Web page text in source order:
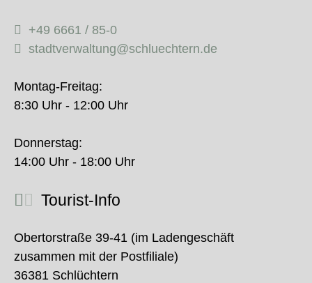
+49 6661 / 85-0
stadtverwaltung@schluechtern.de
Montag-Freitag:
8:30 Uhr - 12:00 Uhr
Donnerstag:
14:00 Uhr - 18:00 Uhr
Tourist-Info
Obertorstraße 39-41 (im Ladengeschäft
zusammen mit der Postfiliale)
36381 Schlüchtern